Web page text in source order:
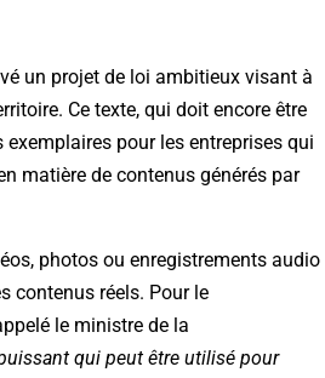
un projet de loi ambitieux visant à
Ce texte, qui doit encore être
pour les entreprises qui
matière de contenus générés par
photos ou enregistrements audio
contenus réels. Pour le
le ministre de la
qui peut être utilisé pour